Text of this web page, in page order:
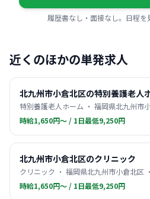
履歴書なし・面接なし。日程
近くのほかの単発求人
北九州市小倉北区の特別養護老人
特別養護老人ホーム ・ 福岡県北九州市
時給1,650円〜 / 1日最低9,250円
北九州市小倉北区のクリニック
クリニック ・ 福岡県北九州市小倉北区
時給1,650円〜 / 1日最低9,250円